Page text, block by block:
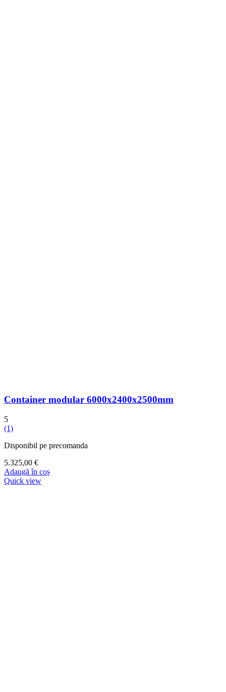
Container modular 6000x2400x2500mm
5
(1)
Disponibil pe precomanda
5.325,00 €
Adaugă în coș
Quick view